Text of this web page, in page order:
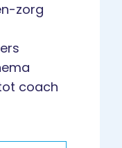
zorg
coach